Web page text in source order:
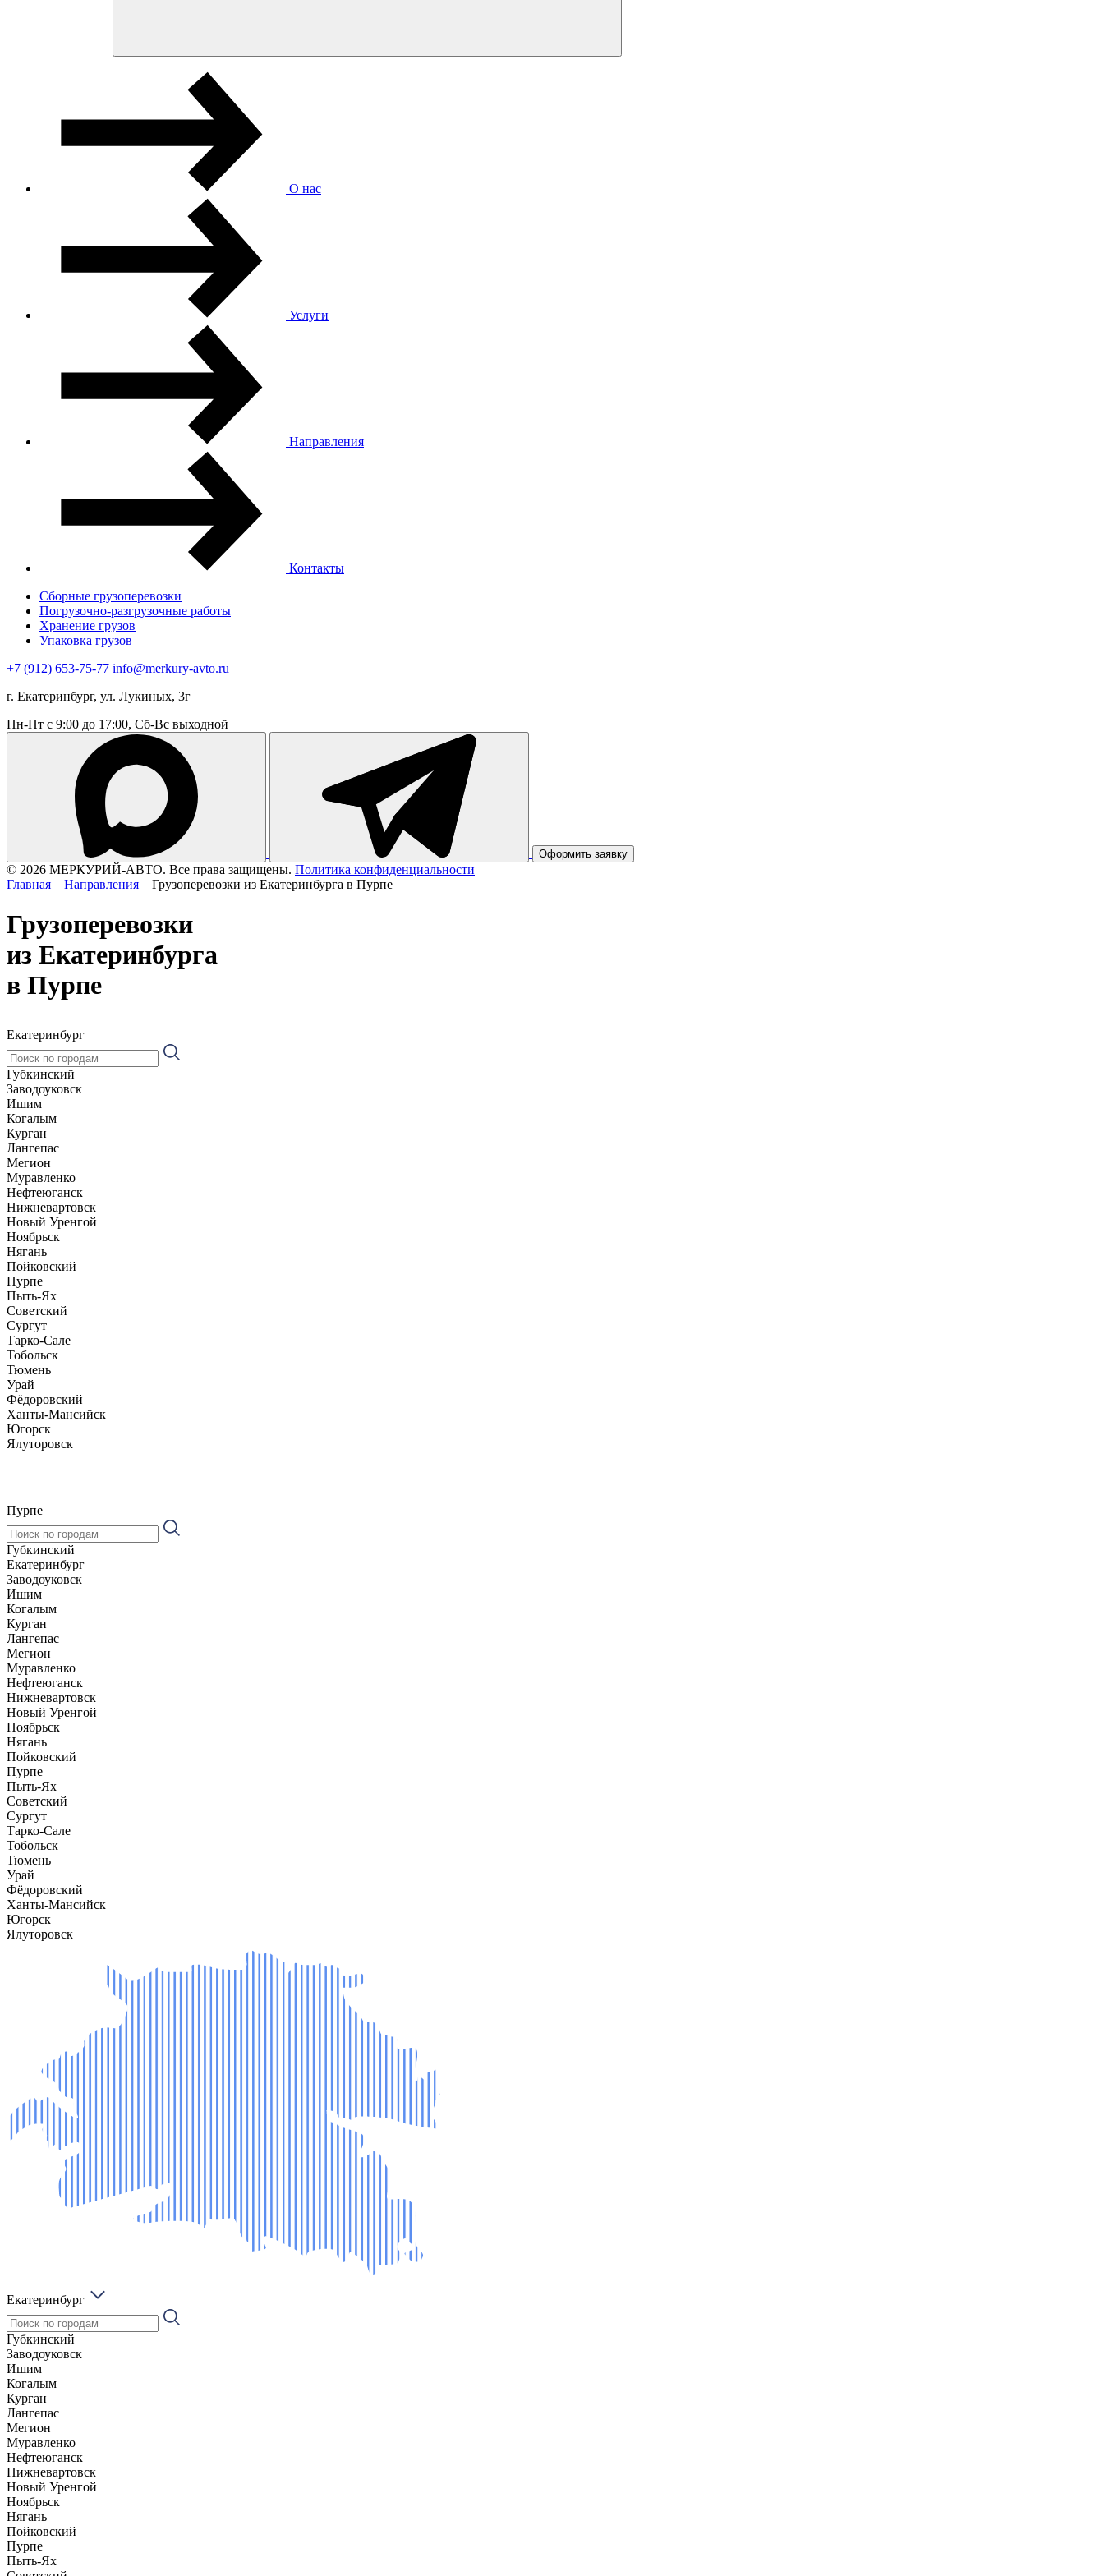
О нас
Услуги
Направления
Контакты
Сборные грузоперевозки
Погрузочно-разгрузочные работы
Хранение грузов
Упаковка грузов
+7 (912) 653-75-77 info@merkury-avto.ru
г. Екатеринбург, ул. Лукиных, 3г
Пн-Пт с 9:00 до 17:00, Сб-Вс выходной
Оформить заявку
© 2026 МЕРКУРИЙ-АВТО. Все права защищены. Политика конфиденциальности
Главная
Направления Грузоперевозки из Екатеринбурга в Пурпе
Грузоперевозки
из Екатеринбурга
в Пурпе
Екатеринбург
Губкинский
Заводоуковск
Ишим
Когалым
Курган
Лангепас
Мегион
Муравленко
Нефтеюганск
Нижневартовск
Новый Уренгой
Ноябрьск
Нягань
Пойковский
Пурпе
Пыть-Ях
Советский
Сургут
Тарко-Сале
Тобольск
Тюмень
Урай
Фёдоровский
Ханты-Мансийск
Югорск
Ялуторовск
Пурпе
Губкинский
Екатеринбург
Заводоуковск
Ишим
Когалым
Курган
Лангепас
Мегион
Муравленко
Нефтеюганск
Нижневартовск
Новый Уренгой
Ноябрьск
Нягань
Пойковский
Пурпе
Пыть-Ях
Советский
Сургут
Тарко-Сале
Тобольск
Тюмень
Урай
Фёдоровский
Ханты-Мансийск
Югорск
Ялуторовск
Екатеринбург
Губкинский
Заводоуковск
Ишим
Когалым
Курган
Лангепас
Мегион
Муравленко
Нефтеюганск
Нижневартовск
Новый Уренгой
Ноябрьск
Нягань
Пойковский
Пурпе
Пыть-Ях